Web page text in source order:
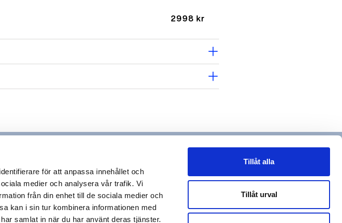
för att anpassa innehållet och
medier och analysera vår trafik. Vi
från din enhet till de sociala medier och
kan i sin tur kombinera informationen med
samlat in när du har använt deras tjänster.
Tillåt alla
Tillåt urval
2998 kr
1550 kr